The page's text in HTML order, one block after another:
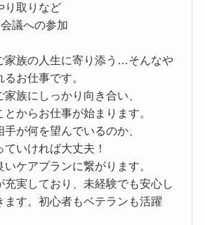
取りなど
議への参加
家族の人生に寄り添う…そんなや
お仕事です。
族にしっかり向き合い、
からお仕事が始まります。
が何を望んでいるのか、
いければ大丈夫！
ケアプランに繋がります。
充実しており、未経験でも安心し
ます。初心者もベテランも活躍